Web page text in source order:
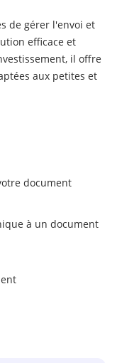
de gérer l'envoi et
efficace et
il offre
aux petites et
document
à un document